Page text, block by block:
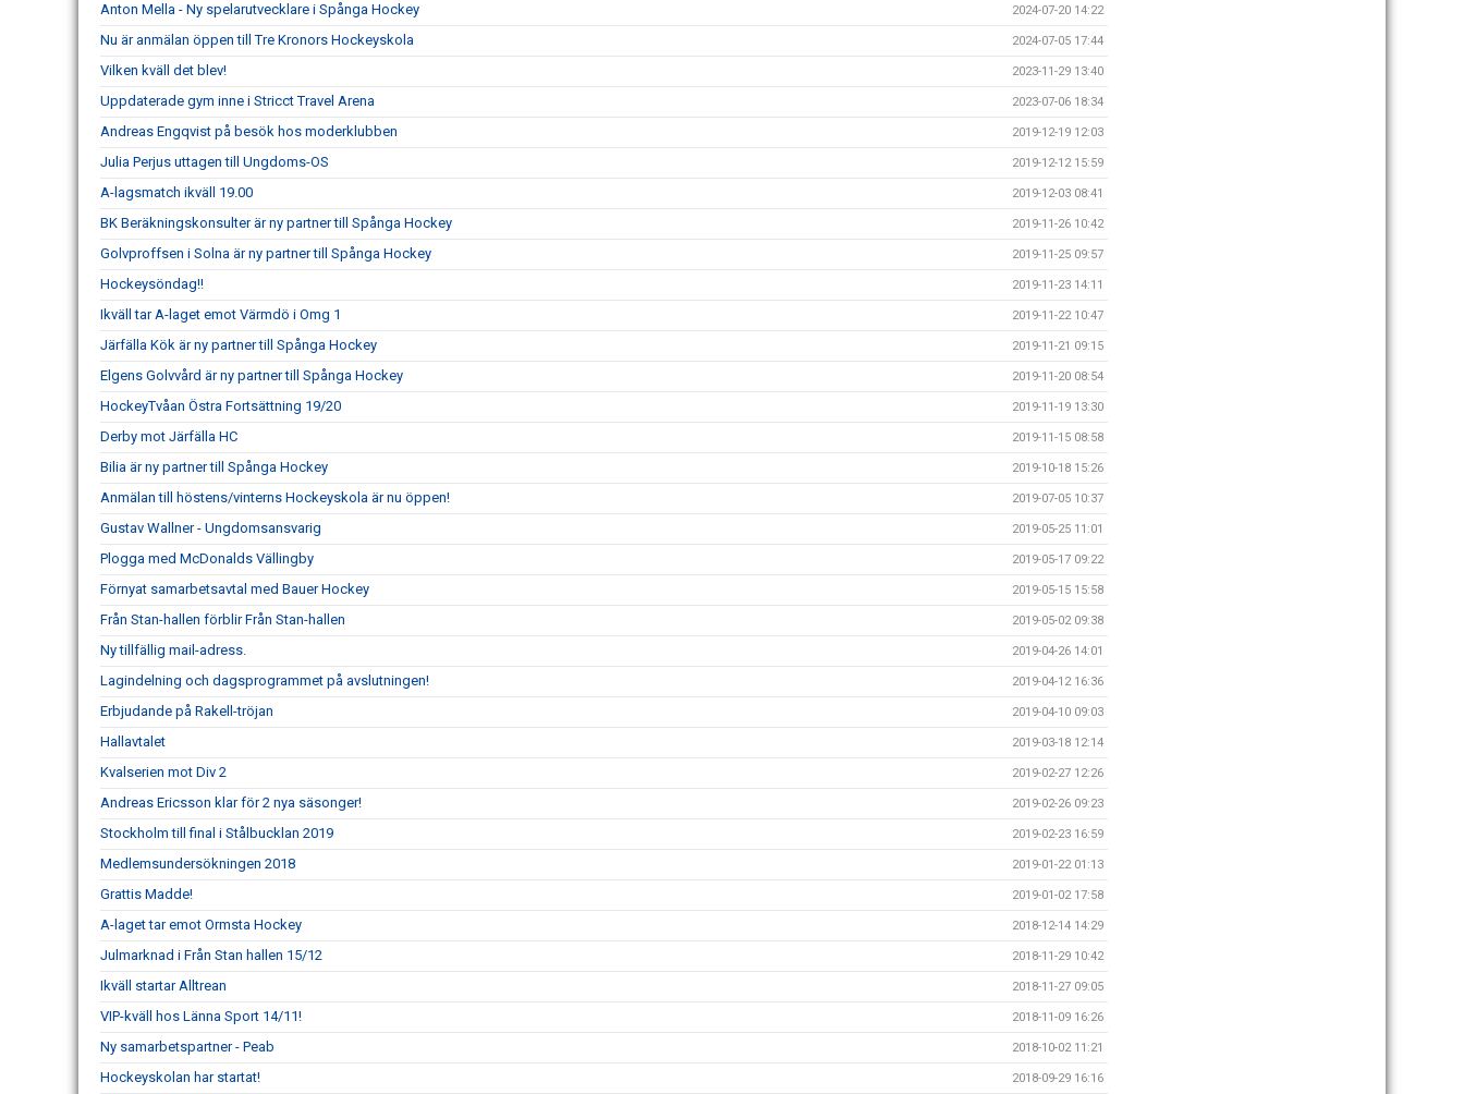
Anton Mella - Ny spelarutvecklare i Spånga Hockey 2024-07-20 14:22
Nu är anmälan öppen till Tre Kronors Hockeyskola 2024-07-05 17:44
Vilken kväll det blev! 2023-11-29 13:40
Uppdaterade gym inne i Stricct Travel Arena 2023-07-06 18:34
Andreas Engqvist på besök hos moderklubben 2019-12-19 12:03
Julia Perjus uttagen till Ungdoms-OS 2019-12-12 15:59
A-lagsmatch ikväll 19.00 2019-12-03 08:41
BK Beräkningskonsulter är ny partner till Spånga Hockey 2019-11-26 10:42
Golvproffsen i Solna är ny partner till Spånga Hockey 2019-11-25 09:57
Hockeysöndag!! 2019-11-23 14:11
Ikväll tar A-laget emot Värmdö i Omg 1 2019-11-22 10:47
Järfälla Kök är ny partner till Spånga Hockey 2019-11-21 09:15
Elgens Golvvård är ny partner till Spånga Hockey 2019-11-20 08:54
HockeyTvåan Östra Fortsättning 19/20 2019-11-19 13:30
Derby mot Järfälla HC 2019-11-15 08:58
Bilia är ny partner till Spånga Hockey 2019-10-18 15:26
Anmälan till höstens/vinterns Hockeyskola är nu öppen! 2019-07-05 10:37
Gustav Wallner - Ungdomsansvarig 2019-05-25 11:01
Plogga med McDonalds Vällingby 2019-05-17 09:22
Förnyat samarbetsavtal med Bauer Hockey 2019-05-15 15:58
Från Stan-hallen förblir Från Stan-hallen 2019-05-02 09:38
Ny tillfällig mail-adress. 2019-04-26 14:01
Lagindelning och dagsprogrammet på avslutningen! 2019-04-12 16:36
Erbjudande på Rakell-tröjan 2019-04-10 09:03
Hallavtalet 2019-03-18 12:14
Kvalserien mot Div 2 2019-02-27 12:26
Andreas Ericsson klar för 2 nya säsonger! 2019-02-26 09:23
Stockholm till final i Stålbucklan 2019 2019-02-23 16:59
Medlemsundersökningen 2018 2019-01-22 01:13
Grattis Madde! 2019-01-02 17:58
A-laget tar emot Ormsta Hockey 2018-12-14 14:29
Julmarknad i Från Stan hallen 15/12 2018-11-29 10:42
Ikväll startar Alltrean 2018-11-27 09:05
VIP-kväll hos Länna Sport 14/11! 2018-11-09 16:26
Ny samarbetspartner - Peab 2018-10-02 11:21
Hockeyskolan har startat! 2018-09-29 16:16